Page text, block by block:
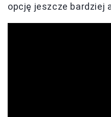
opcję jeszcze bardziej